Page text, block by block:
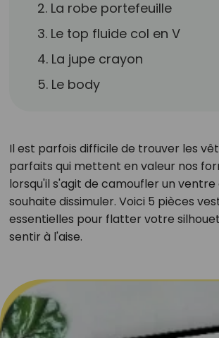
2. La robe portefeuille
3. Le top fluide col en V
4. La jupe crayon
5. Le body
Il est parfois difficile de trouver les
parfaits qui mettent en valeur nos
lorsqu'il s'agit de camoufler un ventre
souhaite dissimuler. Voici 5 pièces
essentielles pour flatter votre
sentir à l'aise.